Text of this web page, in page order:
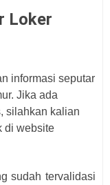
Loker
informasi seputar
Jika ada
silahkan kalian
di website
sudah tervalidasi